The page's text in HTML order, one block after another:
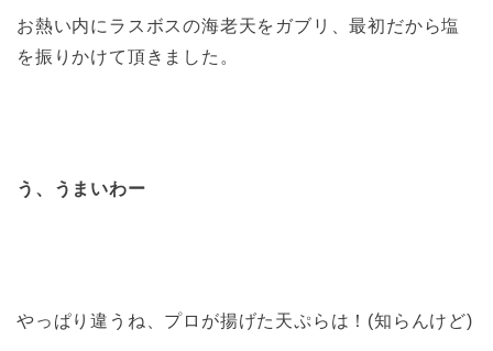
お熱い内にラスボスの海老天をガブリ、最初だから塩
を振りかけて頂きました。
う、うまいわー
やっぱり違うね、プロが揚げた天ぷらは！(知らんけど)